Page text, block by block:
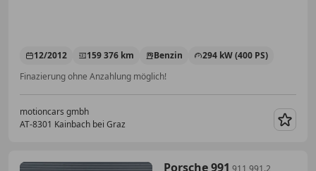
12/2012 159 376 km Benzin
294 kW (400 PS)
Finazierung ohne Anzahlung möglich!
motioncars gmbh
AT-8301 Kainbach bei Graz
Porsche 991